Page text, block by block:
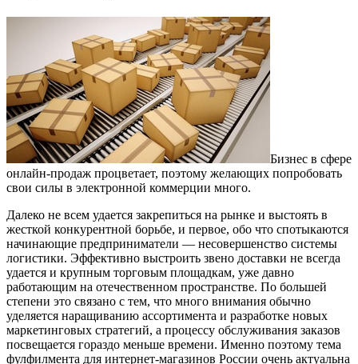
Бизнес в сфере
онлайн-продаж процветает, поэтому желающих попробовать
свои силы в электронной коммерции много.
Далеко не всем удается закрепиться на рынке и выстоять в
жесткой конкурентной борьбе, и первое, обо что спотыкаются
начинающие предприниматели — несовершенство системы
логистики. Эффективно выстроить звено доставки не всегда
удается и крупным торговым площадкам, уже давно
работающим на отечественном пространстве. По большей
степени это связано с тем, что много внимания обычно
уделяется наращиванию ассортимента и разработке новых
маркетинговых стратегий, а процессу обслуживания заказов
посвещается гораздо меньше времени. Именно поэтому тема
фулфилмента для интернет-магазинов России очень актуальна